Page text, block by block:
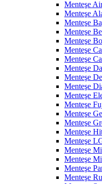
Menteşe
Menteşe
Menteşe
Menteşe
Menteşe
Menteşe
Menteşe
Menteşe
Menteşe
Menteşe
Menteşe
Menteşe
Menteşe
Menteşe
Menteşe
Menteşe
Menteşe
Menteşe
Menteşe
Menteşe